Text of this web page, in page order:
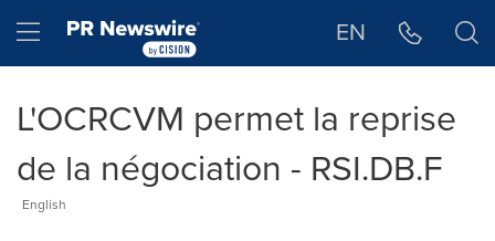
Hamburger menu EN
L'OCRCVM permet la reprise
de la négociation - RSI.DB.F
English